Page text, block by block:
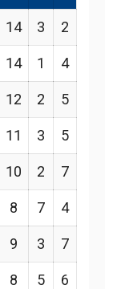
14 3 2
14 1 4
12 2 5
11 3 5
10 2 7
8 7 4
9 3 7
8 5 6